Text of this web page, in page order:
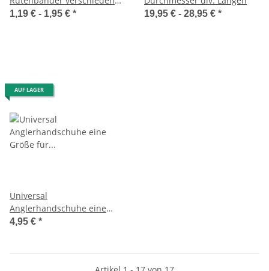
Ausführungen
1,19 € - 1,95 € * 19,95 € - 28,95 € *
AUF LAGER
Universal
Anglerhandschuhe eine
Größe für Salzwasser und
4,95 € *